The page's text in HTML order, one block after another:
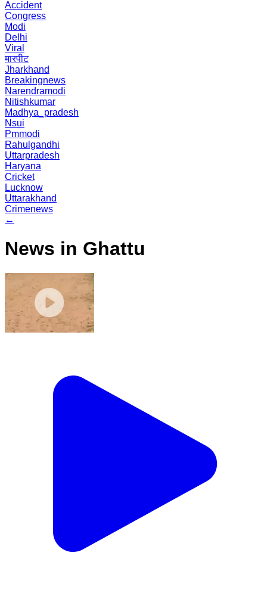
Accident
Congress
Modi
Delhi
Viral
मारपीट
Jharkhand
Breakingnews
Narendramodi
Nitishkumar
Madhya_pradesh
Nsui
Pmmodi
Rahulgandhi
Uttarpradesh
Haryana
Cricket
Lucknow
Uttarakhand
Crimenews
←
News in Ghattu